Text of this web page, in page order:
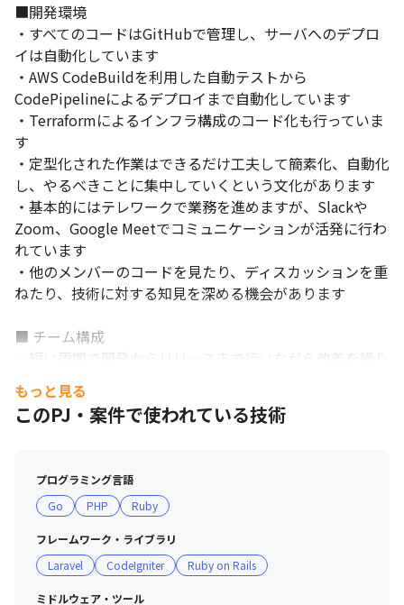
■開発環境
・すべてのコードはGitHubで管理し、サーバへのデプロ
イは自動化しています
・AWS CodeBuildを利用した自動テストから
CodePipelineによるデプロイまで自動化しています
・Terraformによるインフラ構成のコード化も行っていま
す
・定型化された作業はできるだけ工夫して簡素化、自動化
し、やるべきことに集中していくという文化があります
・基本的にはテレワークで業務を進めますが、Slackや
Zoom、Google Meetでコミュニケーションが活発に行わ
れています
・他のメンバーのコードを見たり、ディスカッションを重
ねたり、技術に対する知見を深める機会があります
■ チーム構成
・短い周期で開発からリリースまで行いながら改善を繰り
返す数名のチームもあれば、数カ月を掛けて新規機能を作
り上げる数十名規模のチームまで、チームのサイズはさま
ざまです
・プロダクトをよりよくしようとするマインドを持った仲
間が集まっています
・業務の相談だけでなく雑談もしやすい雰囲気です
・お互いに理解し合い、より良くするための新しい挑戦を
後押ししていく環境があります
・職場では36協定の順守を推進しており、エンジニアの
もっと見る
このPJ・案件で使われている技術
プログラミング言語
Go
PHP Ruby
フレームワーク・ライブラリ
Laravel
CodeIgniter Ruby on Rails
ミドルウェア・ツール